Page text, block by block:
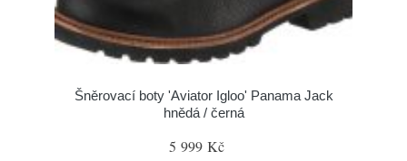
Šněrovací boty 'Aviator Igloo' Panama Jack
hnědá / černá
5 999 Kč